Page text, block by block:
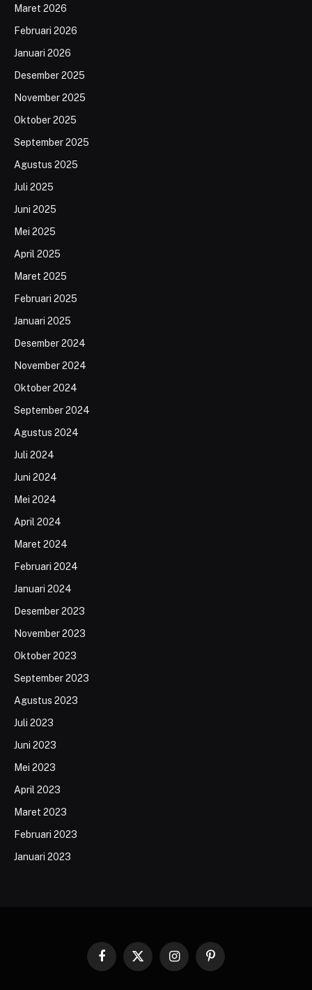
Maret 2026
Februari 2026
Januari 2026
Desember 2025
November 2025
Oktober 2025
September 2025
Agustus 2025
Juli 2025
Juni 2025
Mei 2025
April 2025
Maret 2025
Februari 2025
Januari 2025
Desember 2024
November 2024
Oktober 2024
September 2024
Agustus 2024
Juli 2024
Juni 2024
Mei 2024
April 2024
Maret 2024
Februari 2024
Januari 2024
Desember 2023
November 2023
Oktober 2023
September 2023
Agustus 2023
Juli 2023
Juni 2023
Mei 2023
April 2023
Maret 2023
Februari 2023
Januari 2023
Facebook
X
InstagramPinterest